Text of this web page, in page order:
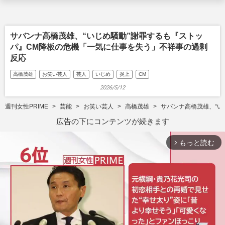
サバンナ高橋茂雄、“いじめ騒動”謝罪するも『ストッ
パ』CM降板の危機「一気に仕事を失う」不祥事の過剰
反応
高橋茂雄 お笑い芸人 芸人 いじめ 炎上 CM
2026/5/12
週刊女性PRIME 芸能 お笑い芸人 高橋茂雄 サバンナ高橋茂雄、“
広告の下にコンテンツが続きます
arrow_forward_ios もっと読む